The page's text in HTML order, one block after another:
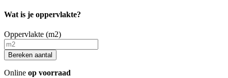
Wat is je oppervlakte?
Oppervlakte (m2)
Bereken aantal
Online op voorraad